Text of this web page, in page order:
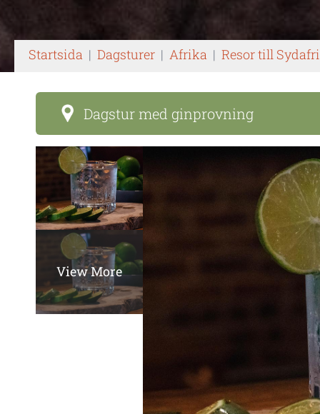
Startsida | Dagsturer | Afrika | Resor till
Dagstur med ginprovning
View More